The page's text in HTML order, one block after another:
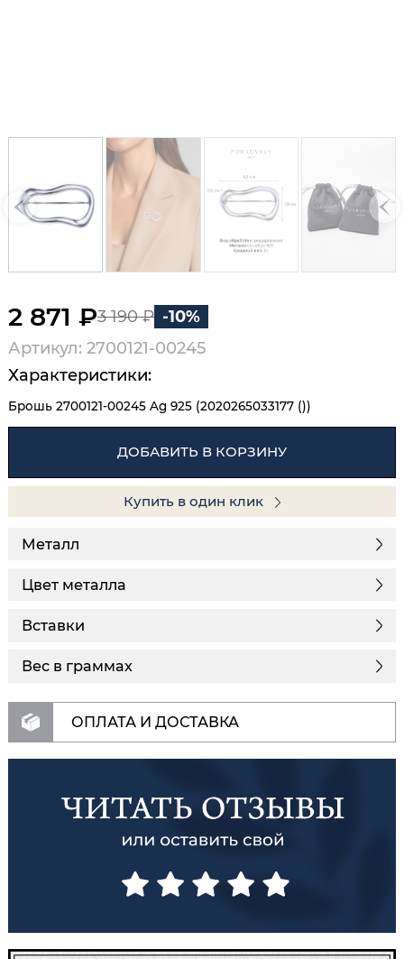
2 871 ₽3 190 ₽ -10%
Артикул: 2700121-00245
Характеристики:
Брошь 2700121-00245 Ag 925 (2020265033177 ())
ДОБАВИТЬ В КОРЗИНУ
Купить в один клик
Металл
Цвет металла
Вставки
Вес в граммах
ОПЛАТА И ДОСТАВКА